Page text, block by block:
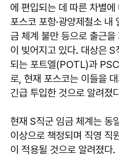
에 편입되는 데 따른 차별에
포스코 포항·광양제철소 내
금 체계 불만 등으로 출근
이 빚어지고 있다. 대상은
되는 포트엘(POTL)과
로, 현재 포스코는 이들을
긴급 투입한 것으로 알려졌
현재 S직군 임금 체계는 동
이상으로 책정되며 직영 직
이 적용될 것으로 알려졌다.